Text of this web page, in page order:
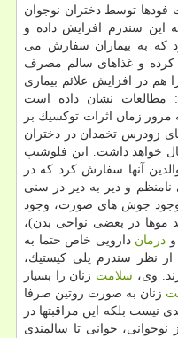
فودها توسط دختران نوجوان
این سندرم افزایش داده و
كه به بیماران سفارش می
كرده و غذاهای سالم مصرف
در افزایش علائم بیماری
مطالعات نشان داده است
مرور زمان اثرات توكسیك بر
زودرس تخمدان در دختران
خواهد داشت. این فلوشیپ
آنها سفارش كرد كه در
و دیر به دیر در سنی
وجود جوش های صورت، وجود
موها در بعضی نواحی بدن)،
درمان دارویی خاص حتما به
از نظر سندرم پلی كیستیك،
وی، سلامت زنان را بسیار
زنان به صورت روتین صرفا
نیست بلكه این مراقبتها در
جوانی تا سالمندی